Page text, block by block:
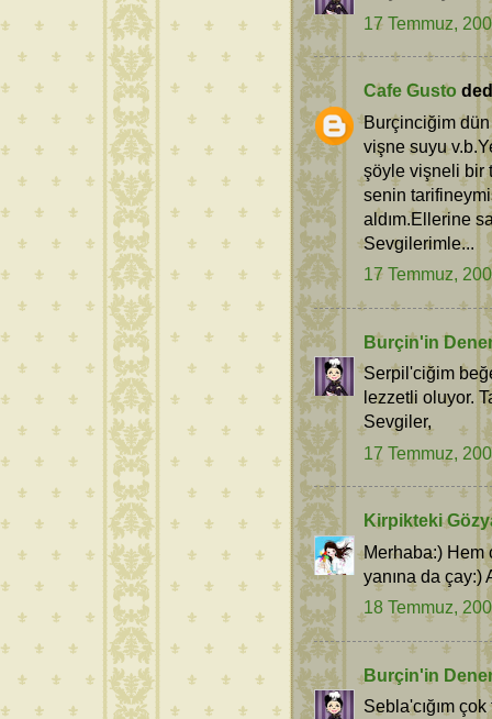
17 Temmuz,
Cafe Gusto
Burçinciğim
vişne suyu
şöyle vişneli bir
senin
aldım.Ellerine
Sevgilerimle...
17 Temmuz,
Burçin'in
Serpil'ciğim
lezzetli oluyor.
Sevgiler,
17 Temmuz,
Kirpikteki
Merhaba:) Hem
yanına da çay:)
18 Temmuz,
Burçin'in
Sebla'cığım